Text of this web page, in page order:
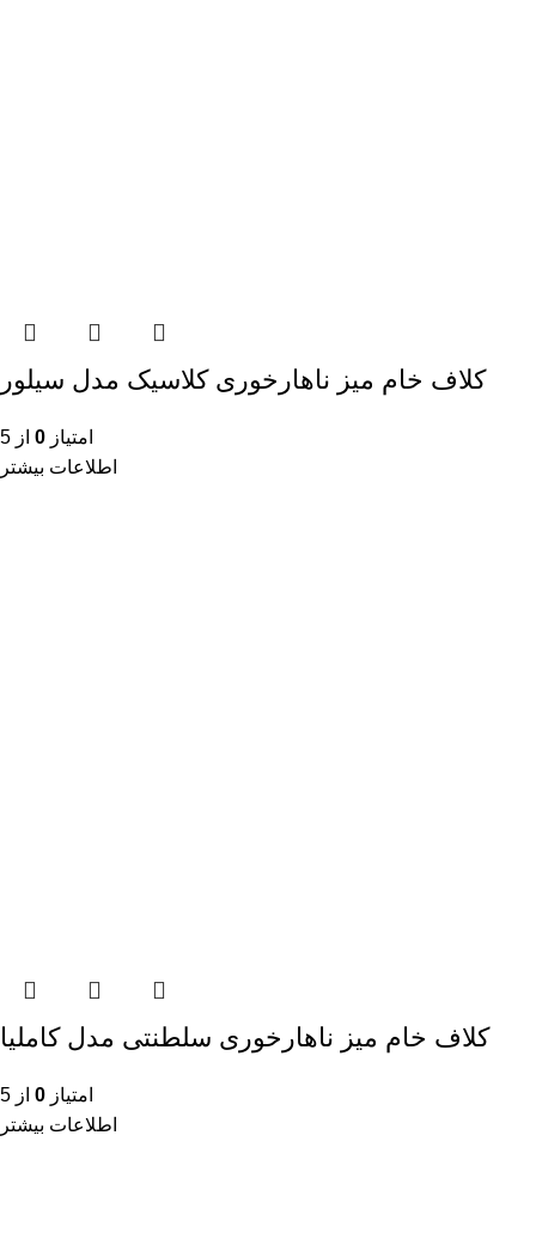
کلاف خام میز ناهارخوری کلاسیک مدل سیلور
امتیاز 0 از 5
اطلاعات بیشتر
کلاف خام میز ناهارخوری سلطنتی مدل کاملیا
امتیاز 0 از 5
اطلاعات بیشتر